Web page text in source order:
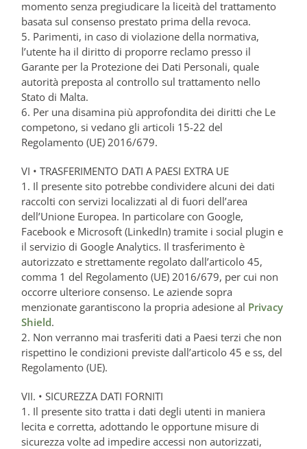
momento senza pregiudicare la liceità del trattamento
basata sul consenso prestato prima della revoca.
5. Parimenti, in caso di violazione della normativa,
l’utente ha il diritto di proporre reclamo presso il
Garante per la Protezione dei Dati Personali, quale
autorità preposta al controllo sul trattamento nello
Stato di Malta.
6. Per una disamina più approfondita dei diritti che Le
competono, si vedano gli articoli 15-22 del
Regolamento (UE) 2016/679.
VI • TRASFERIMENTO DATI A PAESI EXTRA UE
1. Il presente sito potrebbe condividere alcuni dei dati
raccolti con servizi localizzati al di fuori dell’area
dell’Unione Europea. In particolare con Google,
Facebook e Microsoft (LinkedIn) tramite i social plugin e
il servizio di Google Analytics. Il trasferimento è
autorizzato e strettamente regolato dall’articolo 45,
comma 1 del Regolamento (UE) 2016/679, per cui non
occorre ulteriore consenso. Le aziende sopra
menzionate garantiscono la propria adesione al Privacy
Shield.
2. Non verranno mai trasferiti dati a Paesi terzi che non
rispettino le condizioni previste dall’articolo 45 e ss, del
Regolamento (UE).
VII. • SICUREZZA DATI FORNITI
1. Il presente sito tratta i dati degli utenti in maniera
lecita e corretta, adottando le opportune misure di
sicurezza volte ad impedire accessi non autorizzati,